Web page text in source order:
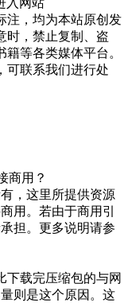
注，均为本站原创发
时，禁止复制、盗
等各类媒体平台。
可联系我们进行处
商用？
，这里所提供资源
用。若由于商用引
担。更多说明请参
下载完压缩包的与网
则是这个原因。这